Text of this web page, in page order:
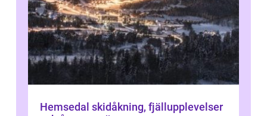
Hemsedal skidåkning, fjällupplevelser